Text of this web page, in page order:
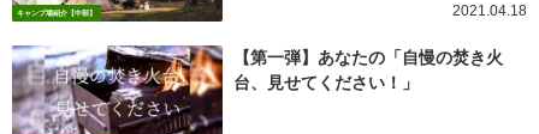
キャンプ場紹介【中部】 2021.04.18
【第一弾】あなたの「自慢の焚き火
台、見せてください！」